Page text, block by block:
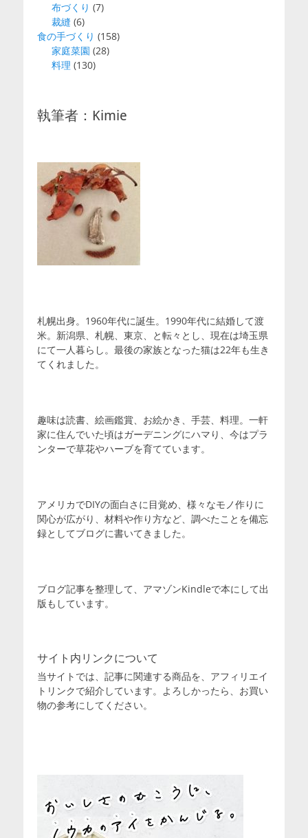
布づくり (7)
裁縫 (6)
食の手づくり (158)
家庭菜園 (28)
料理 (130)
執筆者：Kimie
札幌出身。1960年代に誕生。1990年代に結婚して渡
米。新潟県、札幌、東京、と転々とし、現在は埼玉県
にて一人暮らし。最後の家族となった猫は22年も生き
てくれました。
趣味は読書、絵画鑑賞、お絵かき、手芸、料理。一軒
家に住んでいた頃はガーデニングにハマり、今はプラ
ンターで草花やハーブを育てています。
アメリカでDIYの面白さに目覚め、様々なモノ作りに
関心が広がり、材料や作り方など、調べたことを備忘
録としてブログに書いてきました。
ブログ記事を整理して、アマゾンKindleで本にして出
版もしています。
サイト内リンクについて
当サイトでは、記事に関連する商品を、アフィリエイ
トリンクで紹介しています。よろしかったら、お買い
物の参考にしてください。